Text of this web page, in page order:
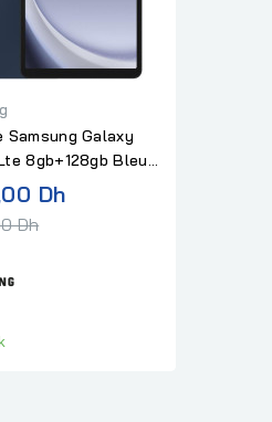
Samsung Galaxy
8gb+128gb Bleu
DhPrix
Dh